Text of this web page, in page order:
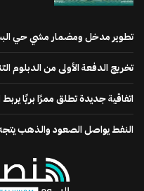
تطوير مدخل ومضمار مشي حي
تخريج الدفعة الأولى من الدبلوم
اتفاقية جديدة تطلق ممرًا بريًا
النفط يواصل الصعود والذهب